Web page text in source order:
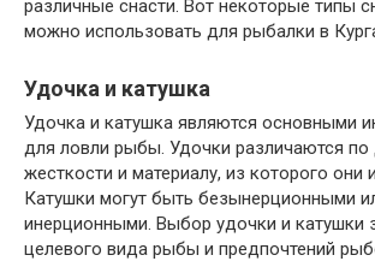
различные снасти. Вот некоторые типы
можно использовать для рыбалки в
Удочка и катушка
Удочка и катушка являются основными
для ловли рыбы. Удочки различаются по
жесткости и материалу, из которого они
Катушки могут быть безынерционными
инерционными. Выбор удочки и катушки
целевого вида рыбы и предпочтений